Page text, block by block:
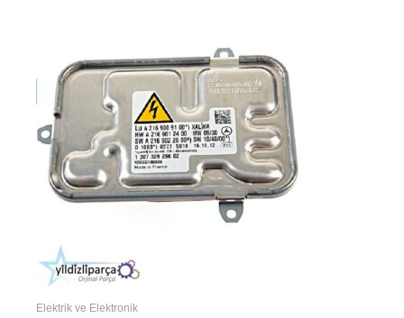
Elektrik ve Elektronik